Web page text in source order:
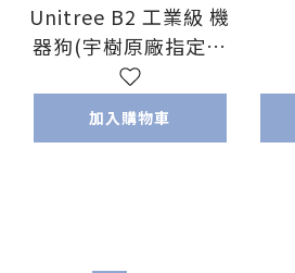
Unitree B2 工業級 機
器狗(宇樹原廠指定代
理)
加入購物車